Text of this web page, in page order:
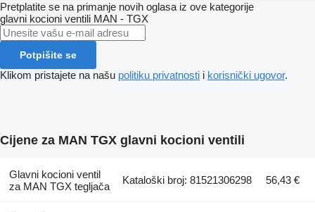
Pretplatite se na primanje novih oglasa iz ove kategorije
glavni kocioni ventili MAN - TGX
Potpišite se
Klikom pristajete na našu politiku privatnosti i korisnički ugovor.
Cijene za MAN TGX glavni kocioni ventili
Glavni kocioni ventil
za MAN TGX tegljača
Kataloški broj: 81521306298 56,43 €